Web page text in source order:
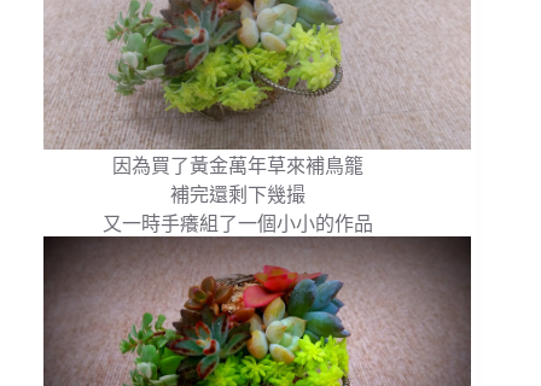
因為買了黃金萬年草來補鳥籠
補完還剩下幾撮
又一時手癢組了一個小小的作品